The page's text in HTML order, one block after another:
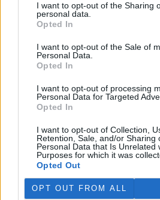
I want to opt-out of the Sharing
personal data.
Opted In
I want to opt-out of the Sale of
Personal Data.
Opted In
I want to opt-out of processing
Personal Data for Targeted
Opted In
I want to opt-out of Collection,
Retention, Sale, and/or Sharing
Personal Data that Is Unrelated
Purposes for which it was
Opted Out
OPT OUT FROM ALL
dokola a chce manipulovat laickou
nerozumí, aby ji získal na svoji
Že se jedná o vlastnickoprávní,
nesmysly je zjevně těmto
Navíc když vidím oportunistické
se mi chce zvracet.
Odpovědět
zatím jste mimo toho
Odpovědět
ss
smějící se bestie